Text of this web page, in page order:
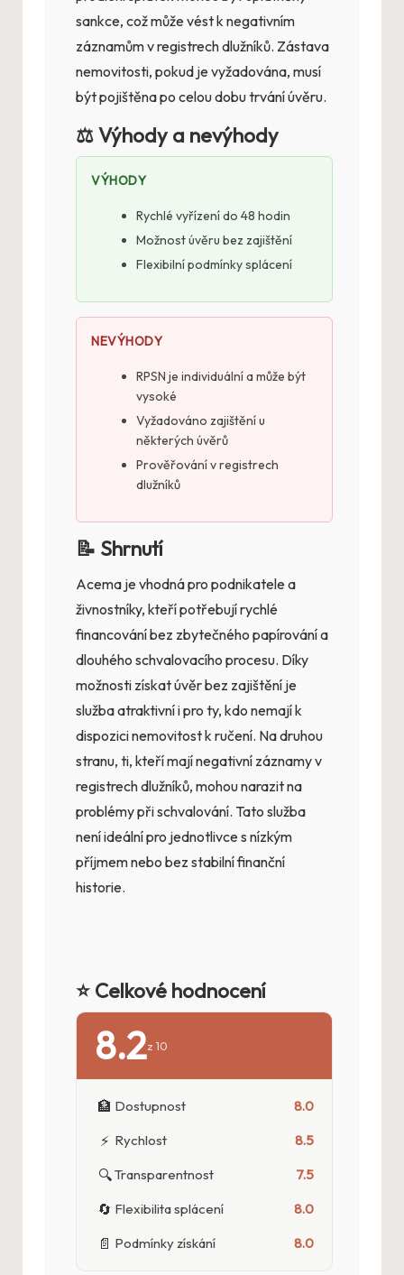
sankce, což může vést k negativním
záznamům v registrech dlužníků. Zástava
nemovitosti, pokud je vyžadována, musí
být pojištěna po celou dobu trvání úvěru.
⚖️ Výhody a nevýhody
VÝHODY
Rychlé vyřízení do 48 hodin
Možnost úvěru bez zajištění
Flexibilní podmínky splácení
NEVÝHODY
RPSN je individuální a může být
vysoké
Vyžadováno zajištění u
některých úvěrů
Prověřování v registrech
dlužníků
📝 Shrnutí
Acema je vhodná pro podnikatele a
živnostníky, kteří potřebují rychlé
financování bez zbytečného papírování a
dlouhého schvalovacího procesu. Díky
možnosti získat úvěr bez zajištění je
služba atraktivní i pro ty, kdo nemají k
dispozici nemovitost k ručení. Na druhou
stranu, ti, kteří mají negativní záznamy v
registrech dlužníků, mohou narazit na
problémy při schvalování. Tato služba
není ideální pro jednotlivce s nízkým
příjmem nebo bez stabilní finanční
historie.
⭐ Celkové hodnocení
8.2z 10
🏦 Dostupnost 8.0
⚡ Rychlost 8.5
🔍Transparentnost 7.5
🔄 Flexibilita splácení 8.0
📄 Podmínky získání 8.0